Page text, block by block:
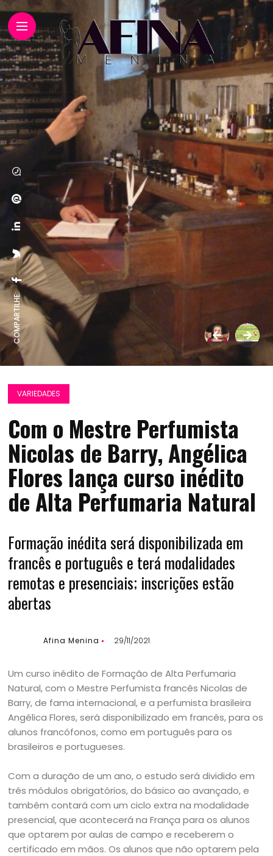
COMPARTILHE:
VARIEDADES
Com o Mestre Perfumista
Nicolas de Barry, Angélica
Flores lança curso inédito
de Alta Perfumaria Natural
Formação inédita será disponibilizada em
francês e português e terá modalidades
remotas e presenciais; inscrições estão
abertas
Afina Menina 29/11/2021
Um curso inédito de Formação de Alta Perfumaria
Natural, com o Mestre Perfumista francês Nicolas de
Barry, de fama internacional, e a perfumista brasileira
Angélica Flores, será disponibilizado em francês, para os
alunos francófonos, como em português para os
brasileiros e portugueses.
Com a duração de um ano, o estudo será dividido em
três módulos obrigatórios, do básico ao avançado, e
também contará com um ciclo extra na modalidade
presencial, que acontecerá na França para os alunos
que optarem por aulas de campo e receberem o
certificado em mãos. Os alunos que não optarem pela